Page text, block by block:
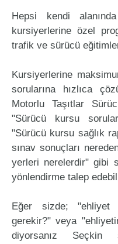
Hepsi kendi
kursiyerlerine özel
trafik ve sürücü
Kursiyerlerine
sorularına hızlıca
Motorlu Taşıtlar
"Sürücü kursu
"Sürücü kursu sağlık
sınav sonuçları
yerleri nerelerdir" gibi
yönlendirme talep
Eğer sizde; "ehliyet
gerekir?" veya
diyorsanız